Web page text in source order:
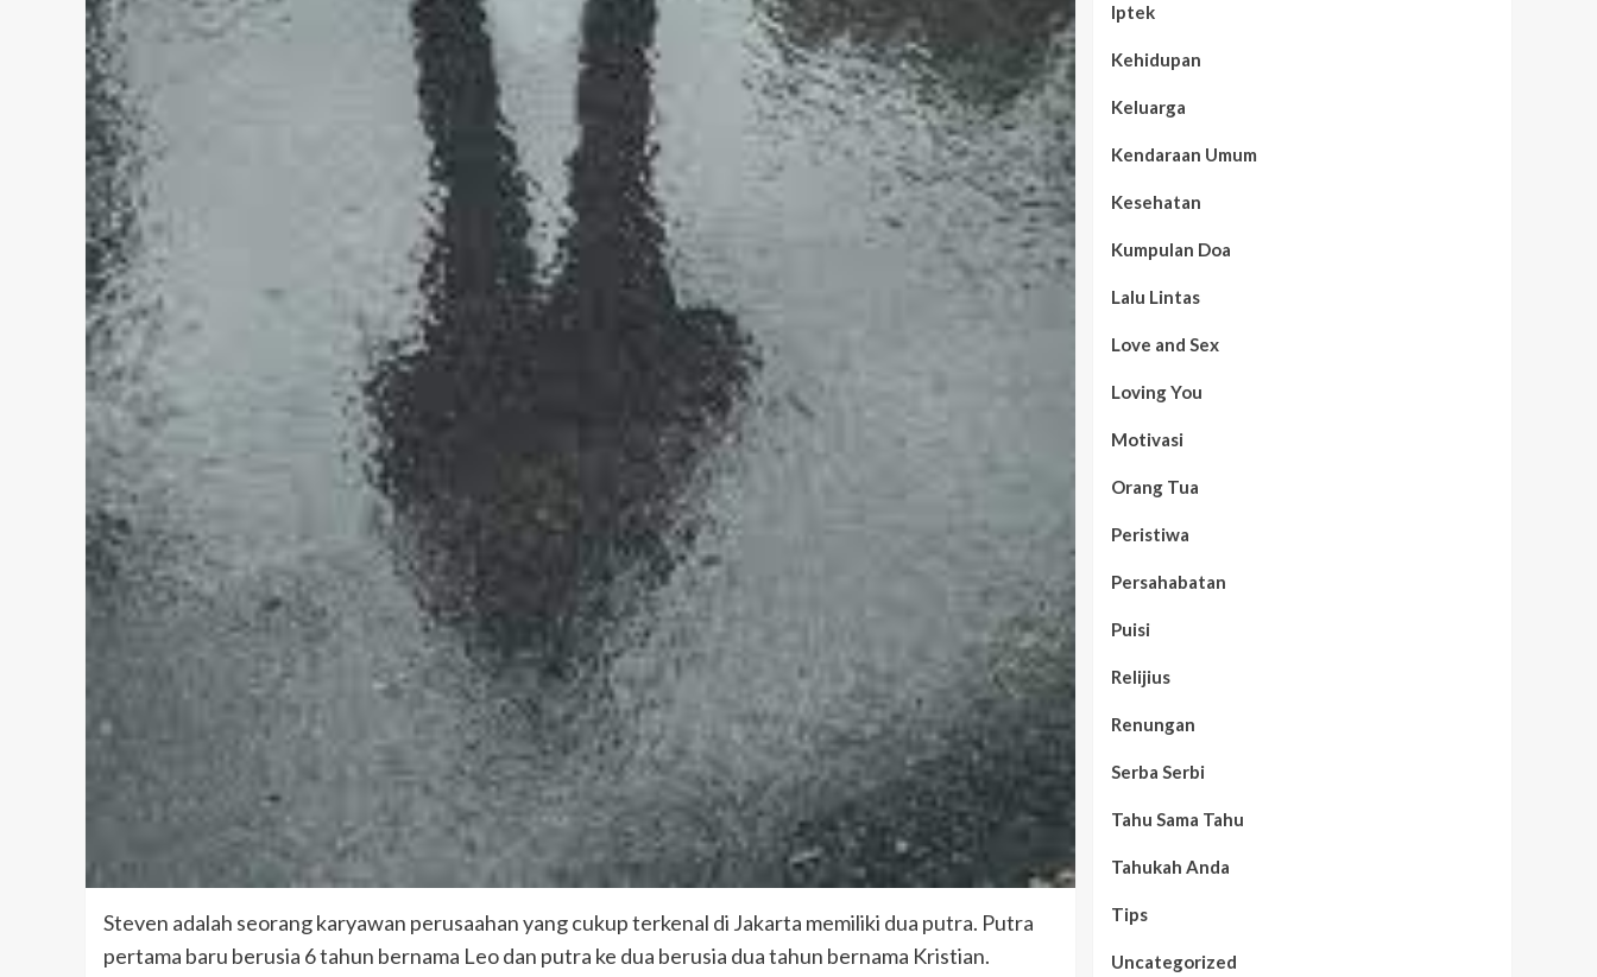
Steven adalah seorang karyawan perusaahan yang cukup terkenal di Jakarta memiliki dua putra. Putra
pertama baru berusia 6 tahun bernama Leo dan putra ke dua berusia dua tahun bernama Kristian.
Iptek
Kehidupan
Keluarga
Kendaraan Umum
Kesehatan
Kumpulan Doa
Lalu Lintas
Love and Sex
Loving You
Motivasi
Orang Tua
Peristiwa
Persahabatan
Puisi
Relijius
Renungan
Serba Serbi
Tahu Sama Tahu
Tahukah Anda
Tips
Uncategorized